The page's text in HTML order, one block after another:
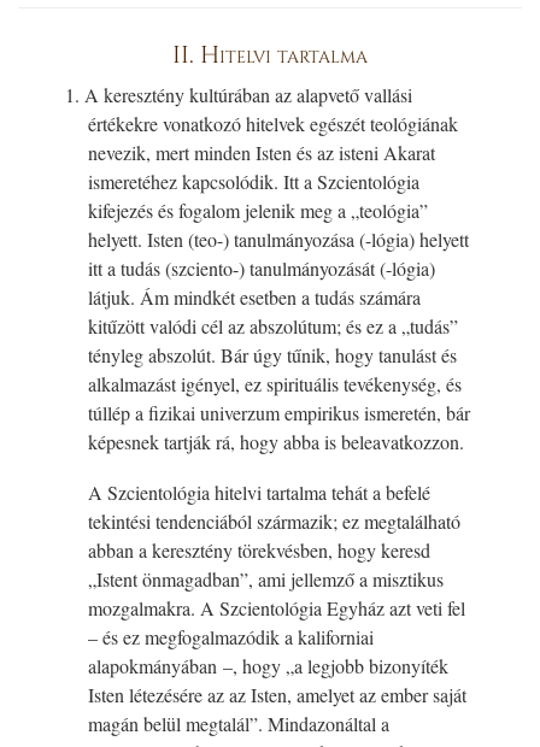
II. Hitelvi tartalma
1. A keresztény kultúrában az alapvető vallási
értékekre vonatkozó hitelvek egészét teológiának
nevezik, mert minden Isten és az isteni Akarat
ismeretéhez kapcsolódik. Itt a Szcientológia
kifejezés és fogalom jelenik meg a „teológia”
helyett. Isten (teo-) tanulmányozása (-lógia) helyett
itt a tudás (szciento-) tanulmányozását (-lógia)
látjuk. Ám mindkét esetben a tudás számára
kitűzött valódi cél az abszolútum; és ez a „tudás”
tényleg abszolút. Bár úgy tűnik, hogy tanulást és
alkalmazást igényel, ez spirituális tevékenység, és
túllép a fizikai univerzum empirikus ismeretén, bár
képesnek tartják rá, hogy abba is beleavatkozzon.
A Szcientológia hitelvi tartalma tehát a befelé
tekintési tendenciából származik; ez megtalálható
abban a keresztény törekvésben, hogy keresd
„Istent önmagadban”, ami jellemző a misztikus
mozgalmakra. A Szcientológia Egyház azt veti fel
– és ez megfogalmazódik a kaliforniai
alapokmányában –, hogy „a legjobb bizonyíték
Isten létezésére az az Isten, amelyet az ember saját
magán belül megtalál”. Mindazonáltal a